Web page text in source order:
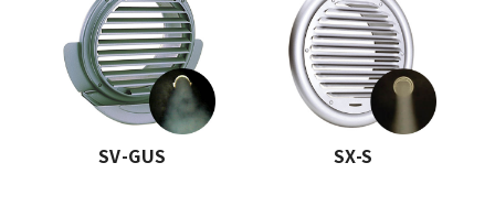
SV-GUS SX-S